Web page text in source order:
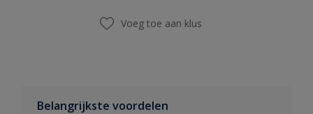
Voeg toe aan klus
Belangrijkste voordelen